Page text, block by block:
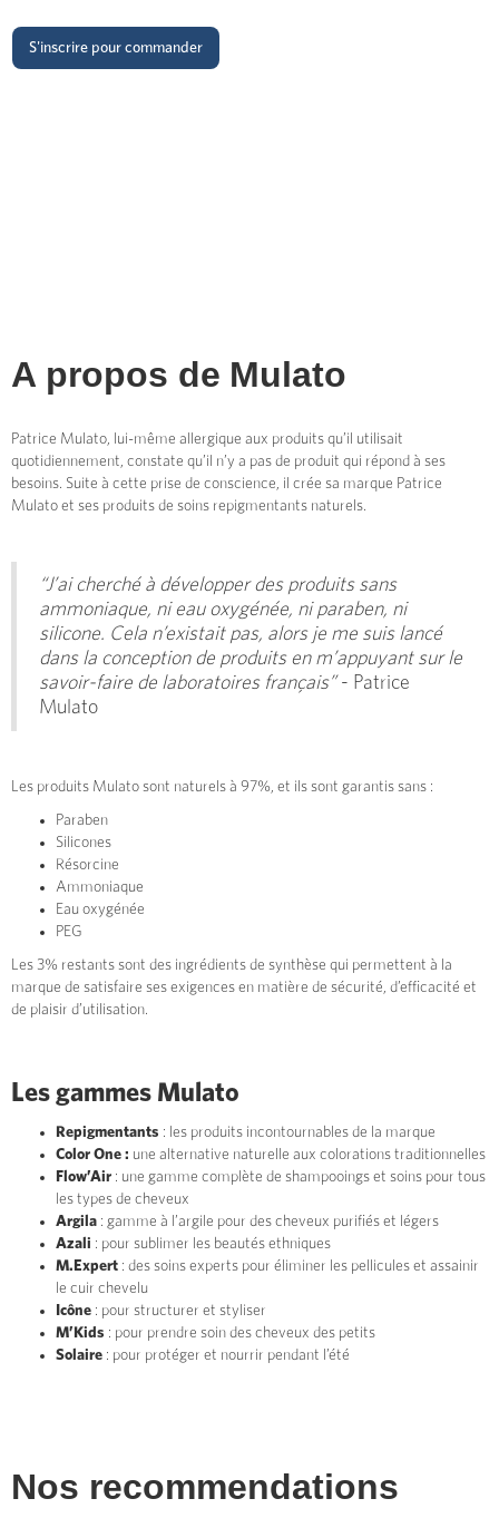
S'inscrire pour commander
A propos de Mulato
Patrice Mulato, lui-même allergique aux produits qu’il utilisait
quotidiennement, constate qu’il n’y a pas de produit qui répond à ses
besoins. Suite à cette prise de conscience, il crée sa marque Patrice
Mulato et ses produits de soins repigmentants naturels.
“J’ai cherché à développer des produits sans
ammoniaque, ni eau oxygénée, ni paraben, ni
silicone. Cela n’existait pas, alors je me suis lancé
dans la conception de produits en m’appuyant sur le
savoir-faire de laboratoires français”- Patrice
Mulato
Les produits Mulato sont naturels à 97%, et ils sont garantis sans :
Paraben
Silicones
Résorcine
Ammoniaque
Eau oxygénée
PEG
Les 3% restants sont des ingrédients de synthèse qui permettent à la
marque de satisfaire ses exigences en matière de sécurité, d’efficacité et
de plaisir d’utilisation.
Les gammes Mulato
Repigmentants : les produits incontournables de la marque
Color One : une alternative naturelle aux colorations traditionnelles
Flow’Air : une gamme complète de shampooings et soins pour tous
les types de cheveux
Argila : gamme à l’argile pour des cheveux purifiés et légers
Azali : pour sublimer les beautés ethniques
M.Expert : des soins experts pour éliminer les pellicules et assainir
le cuir chevelu
Icône : pour structurer et styliser
M’Kids : pour prendre soin des cheveux des petits
Solaire : pour protéger et nourrir pendant l’été
Nos recommendations